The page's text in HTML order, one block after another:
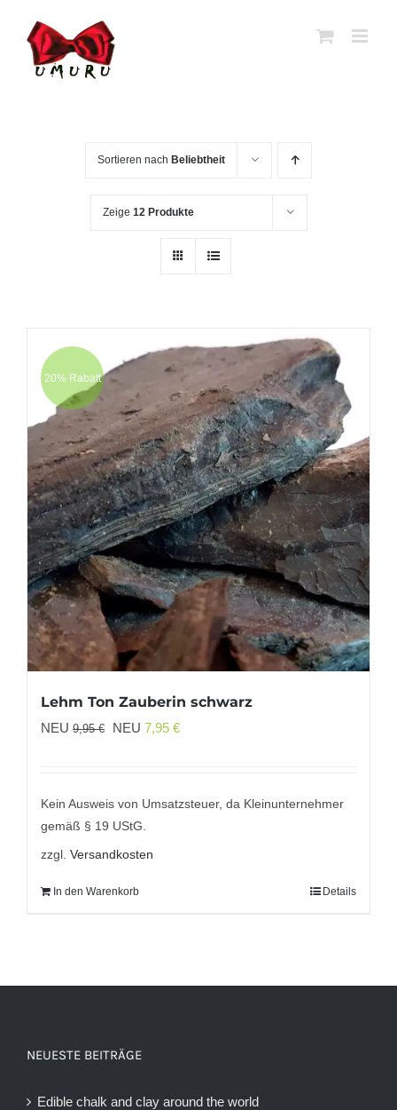
Inhalt
springen
Sortieren nach Beliebtheit
Zeige 12 Produkte
20% Rabatt
Lehm Ton Zauberin schwarz
NEU 9,95€
Ursprünglicher
9,95 €
NEU 7,95 €Aktueller
7,95 €.
Kein Ausweis von Umsatzsteuer, da Kleinunternehmer
gemäß § 19 UStG.
zzgl. Versandkosten
In den Warenkorb Details
NEUESTE BEITRÄGE
Edible chalk and clay around the world